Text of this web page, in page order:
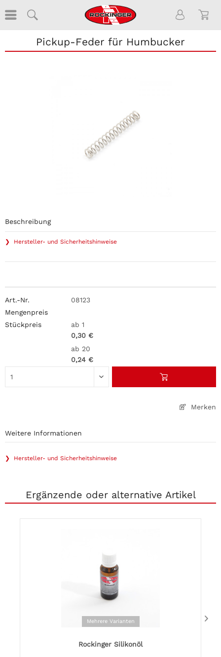
Pickup-Feder für Humbucker
Merken
08123
ab 1
0,30 €
ab 20
0,24 €
Beschreibung
❯ Hersteller- und Sicherheitshinweise
Weitere Informationen
❯ Hersteller- und Sicherheitshinweise
Ergänzende oder alternative Artikel
Mehrere Varianten
Rockinger Silikonöl